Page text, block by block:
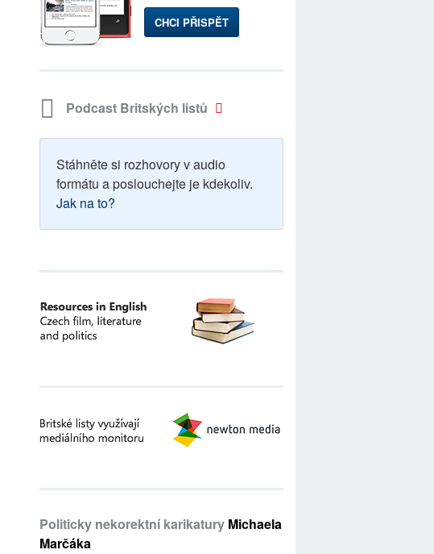
CHCI PŘISPĚT
Podcast Britských listů
Stáhněte si rozhovory v audio
formátu a poslouchejte je kdekoliv.
Jak na to?
Politicky nekorektní karikatury Michaela
Marčáka